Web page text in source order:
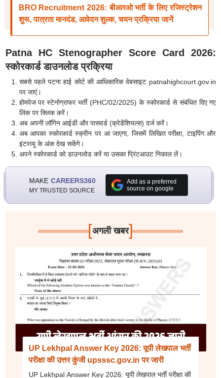
BRO Recruitment 2026: बीआरओ भर्ती के लिए रजिस्ट्रेशन
शुरू, पात्रता मानदंड, आवेदन शुल्क, चयन प्रक्रिया जानें
Patna HC Stenographer Score Card 2026:
स्कोरकार्ड डाउनलोड प्रक्रिया
सबसे पहले पटना हाई कोर्ट की आधिकारिक वेबसाइट patnahighcourt.gov.in
पर जाएं।
होमपेज पर स्टेनोग्राफर भर्ती (PHC/02/2025) के स्कोरकार्ड से संबंधित दिए गए
लिंक पर क्लिक करें।
अब अपनी लॉगिन आईडी और पासवर्ड (क्रेडेंशियल्स) दर्ज करें।
अब आपका स्कोरकार्ड स्क्रीन पर आ जाएगा, जिसमें लिखित परीक्षा, टाइपिंग और
इंटरव्यू के अंक देख सकेंगे।
अपने स्कोरकार्ड को डाउनलोड करें या उसका प्रिंटआउट निकाल लें।
MAKE CAREERS360
MY TRUSTED SOURCE
Add as a preferred
source on google
[अगली खबर]
UP Lekhpal Answer Key 2026: यूपी लेखपाल भर्ती
परीक्षा की उत्तर कुंजी upsssc.gov.in पर जारी
UP Lekhpal Answer Key 2026: यूपी लेखपाल भर्ती परीक्षा की